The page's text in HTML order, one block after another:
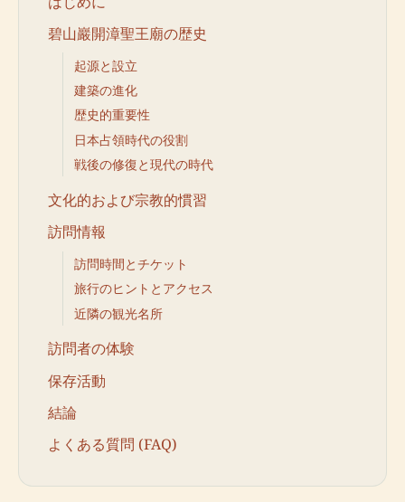
碧山巖開漳聖王廟の歴史
起源と設立
建築の進化
歴史的重要性
日本占領時代の役割
戦後の修復と現代の時代
文化的および宗教的慣習
訪問情報
訪問時間とチケット
旅行のヒントとアクセス
近隣の観光名所
訪問者の体験
保存活動
結論
よくある質問 (FAQ)